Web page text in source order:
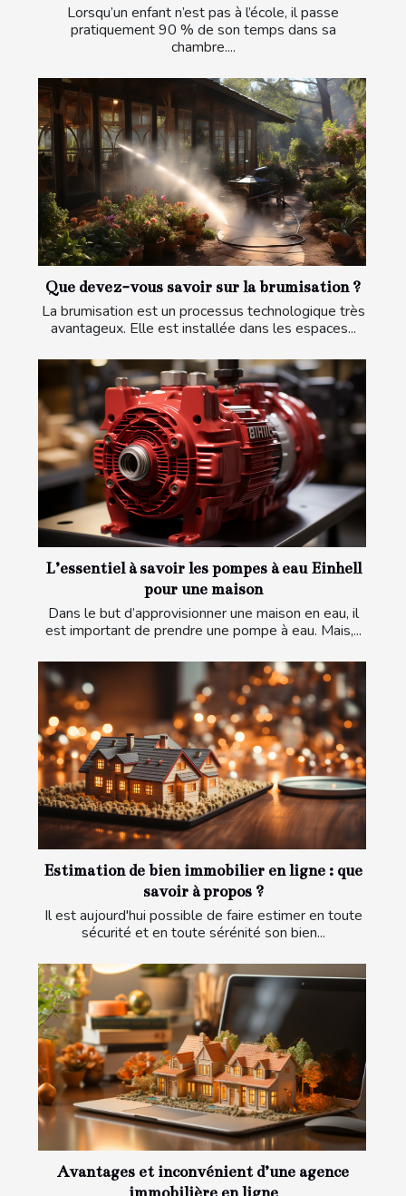
Lorsqu’un enfant n’est pas à l’école, il passe
pratiquement 90 % de son temps dans sa
chambre....
Que devez-vous savoir sur la brumisation ?
La brumisation est un processus technologique très
avantageux. Elle est installée dans les espaces...
L’essentiel à savoir les pompes à eau Einhell
pour une maison
Dans le but d’approvisionner une maison en eau, il
est important de prendre une pompe à eau. Mais,...
Estimation de bien immobilier en ligne : que
savoir à propos ?
Il est aujourd'hui possible de faire estimer en toute
sécurité et en toute sérénité son bien...
Avantages et inconvénient d’une agence